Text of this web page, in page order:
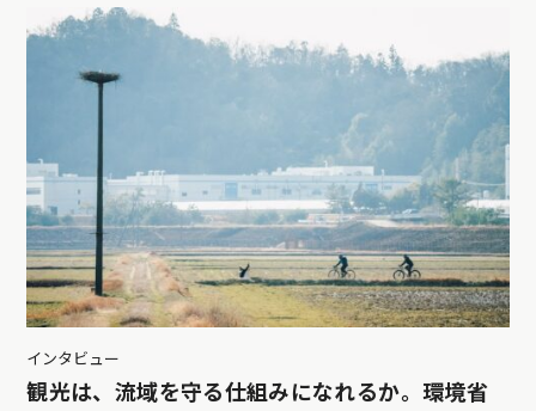
インタビュー
観光は、流域を守る仕組みになれるか。環境省